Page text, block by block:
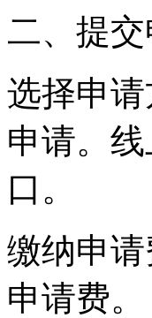
二、提
选择申
申请。
口。
缴纳申
申请费。